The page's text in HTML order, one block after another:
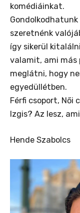
komédiáinkat.
szeretnénk
így sikerül
valamit, ami más
meglátni, hogy
egyedüllétben.
Férfi csoport, Női
Izgis? Az lesz,
Hende Szabolcs